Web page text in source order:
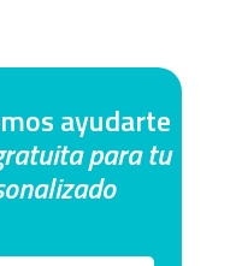
ayudarte
para tu